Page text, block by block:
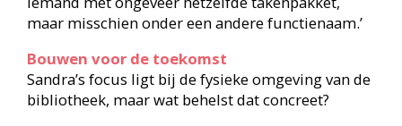
Ook financiële en facilitaire zaken, zoals grote
Sandra’s takenpakket. ‘Onze directeur-bestuurder
is de eindverantwoordelijke, maar ik draag eraan
bij.’